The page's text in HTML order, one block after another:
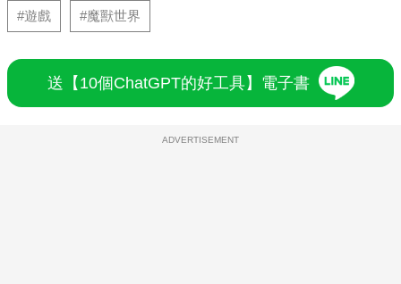
#遊戲 #魔獸世界
送【10個ChatGPT的好工具】電子書
ADVERTISEMENT